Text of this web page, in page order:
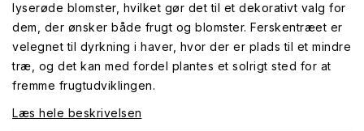
lyserøde blomster, hvilket gør det til et dekorativt valg for
dem, der ønsker både frugt og blomster. Ferskentræet er
velegnet til dyrkning i haver, hvor der er plads til et mindre
træ, og det kan med fordel plantes et solrigt sted for at
fremme frugtudviklingen.
Læs hele beskrivelsen